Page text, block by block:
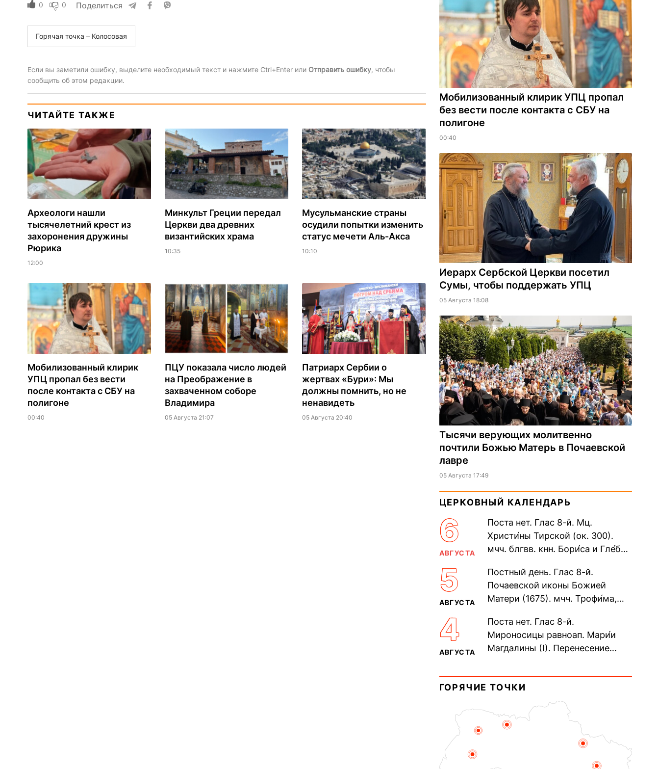
0 0 Поделиться
Горячая точка – Колосовая
Если вы заметили ошибку, выделите необходимый текст и нажмите Ctrl+Enter или Отправить ошибку, чтобы
сообщить об этом редакции.
ЧИТАЙТЕ ТАКЖЕ
Археологи нашли
тысячелетний крест из
захоронения дружины
Рюрика
12:00
Минкульт Греции передал
Церкви два древних
византийских храма
10:35
Мусульманские страны
осудили попытки изменить
статус мечети Аль-Акса
10:10
Мобилизованный клирик
УПЦ пропал без вести
после контакта с СБУ на
полигоне
00:40
ПЦУ показала число людей
на Преображение в
захваченном соборе
Владимира
05 Августа 21:07
Патриарх Сербии о
жертвах «Бури»: Мы
должны помнить, но не
ненавидеть
05 Августа 20:40
Мобилизованный клирик УПЦ пропал
без вести после контакта с СБУ на
полигоне
00:40
Иерарх Сербской Церкви посетил
Сумы, чтобы поддержать УПЦ
05 Августа 18:08
Тысячи верующих молитвенно
почтили Божью Матерь в Почаевской
лавре
05 Августа 17:49
ЦЕРКОВНЫЙ КАЛЕНДАРЬ
6
АВГУСТА
Поста нет. Глас 8-й. Мц.
Христи́ны Тирской (ок. 300).
мчч. блгвв. кнн. Бори́са и Гле́ба,
Дави́да (1015). Прп....
5
АВГУСТА
Постный день. Глас 8-й.
Почаевской иконы Божией
Матери (1675). мчч. Трофи́ма,
мучеников (284–305). прав.
воина Фео́дора...
4
АВГУСТА
Поста нет. Глас 8-й.
Мироносицы равноап. Мари́и
Магдалины (I). Перенесение
Синопского (403–404). Прп.
Корни́лия...
ГОРЯЧИЕ ТОЧКИ